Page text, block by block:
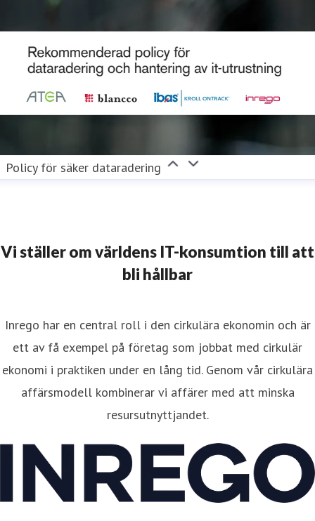
Policy för säker dataradering
Vi ställer om världens IT-konsumtion till att
bli hållbar
Inrego har en central roll i den cirkulära ekonomin och är
ett av få exempel på företag som jobbat med cirkulär
ekonomi i praktiken under en lång tid. Genom vår cirkulära
affärsmodell kombinerar vi affärer med att minska
resursutnyttjandet.